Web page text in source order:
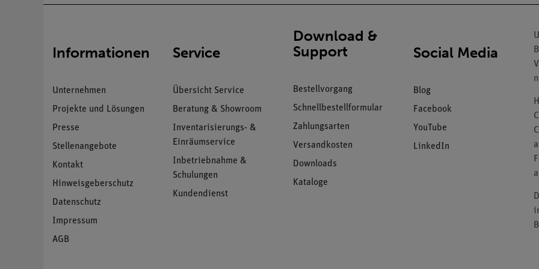
Informationen
Unternehmen
Projekte und Lösungen
Presse
Stellenangebote
Kontakt
Hinweisgeberschutz
Datenschutz
Impressum
AGB
Service
Übersicht Service
Beratung & Showroom
Inventarisierungs- &
Einräumservice
Inbetriebnahme &
Schulungen
Kundendienst
Download &
Support
Bestellvorgang
Schnellbestellformular
Zahlungsarten
Versandkosten
Downloads
Kataloge
Social Media
Blog
Facebook
YouTube
LinkedIn